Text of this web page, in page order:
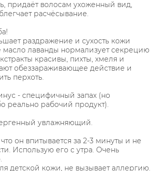
придаёт волосам ухоженный вид,
расчёсывание. ⠀
раздражение и сухость кожи
лаванды нормализует секрецию
красивы, пихты, хмеля и
обеззараживающее действие и
перхоть. ⠀
- специфичный запах (но
реально рабочий продукт). ⠀
увлажняющий. ⠀
он впитывается за 2-3 минуты и не
Использую его с утра. Очень
детской кожи, не вызывает аллергию.